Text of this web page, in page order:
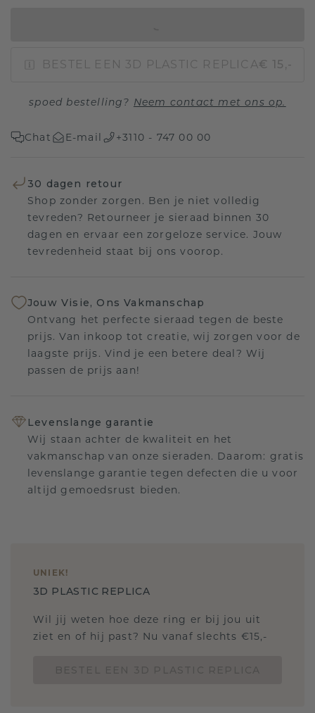
BESTEL EEN 3D PLASTIC REPLICA€ 15,-
spoed bestelling? Neem contact met ons op.
Chat E-mail +3110 - 747 00 00
30 dagen retour
Shop zonder zorgen. Ben je niet volledig
tevreden? Retourneer je sieraad binnen 30
dagen en ervaar een zorgeloze service. Jouw
tevredenheid staat bij ons voorop.
Jouw Visie, Ons Vakmanschap
Ontvang het perfecte sieraad tegen de beste
prijs. Van inkoop tot creatie, wij zorgen voor de
laagste prijs. Vind je een betere deal? Wij
passen de prijs aan!
Levenslange garantie
Wij staan achter de kwaliteit en het
vakmanschap van onze sieraden. Daarom: gratis
levenslange garantie tegen defecten die u voor
altijd gemoedsrust bieden.
UNIEK!
3D PLASTIC REPLICA
Wil jij weten hoe deze ring er bij jou uit
ziet en of hij past? Nu vanaf slechts €15,-